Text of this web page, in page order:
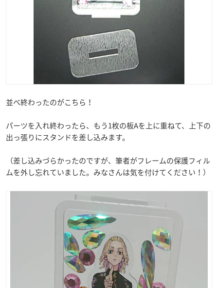
並べ終わったのがこちら！
パーツを入れ終わったら、もう1枚の板Aを上に重ねて、上下の
出っ張りにスタンドを差し込みます。
（差し込みづらかったのですが、筆者がフレームの保護フィル
ムを外し忘れていました。みなさんは気を付けてください！）